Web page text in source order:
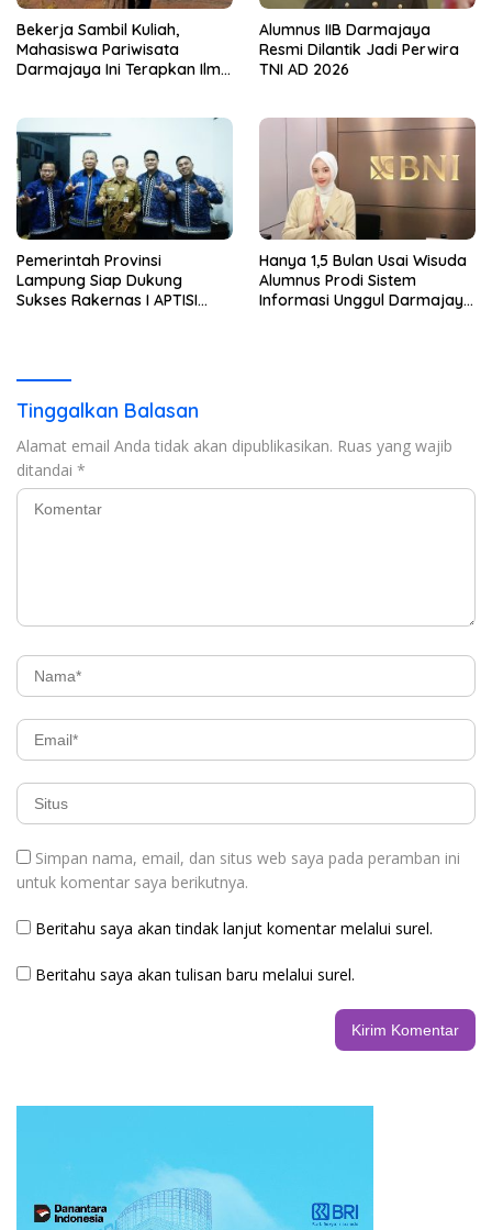
Bekerja Sambil Kuliah,
Mahasiswa Pariwisata
Darmajaya Ini Terapkan Ilmu
Alumnus IIB Darmajaya
Resmi Dilantik Jadi Perwira
TNI AD 2026
Pemerintah Provinsi
Lampung Siap Dukung
Sukses Rakernas I APTISI
Hanya 1,5 Bulan Usai Wisuda
Alumnus Prodi Sistem
Informasi Unggul Darmajaya
Tinggalkan Balasan
Alamat email Anda tidak akan dipublikasikan. Ruas yang wajib
ditandai *
Simpan nama, email, dan situs web saya pada peramban ini
untuk komentar saya berikutnya.
Beritahu saya akan tindak lanjut komentar melalui surel.
Beritahu saya akan tulisan baru melalui surel.